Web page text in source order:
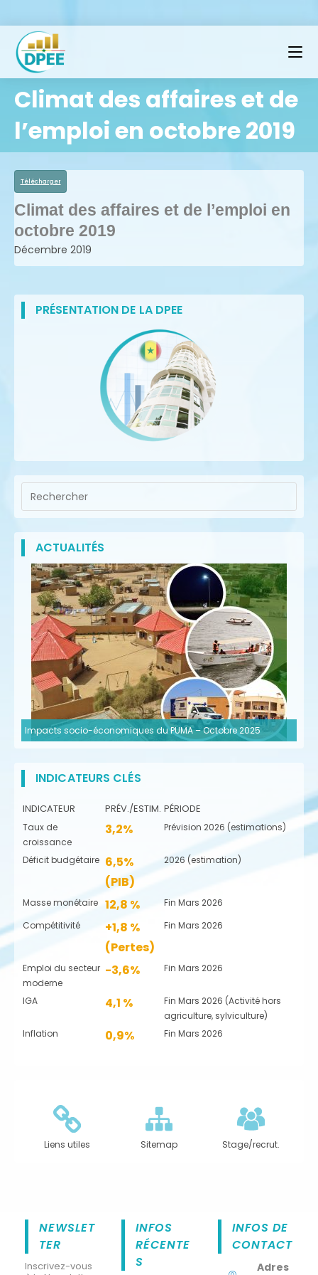
Climat des affaires et de
l’emploi en octobre 2019
Télécharger
Climat des affaires et de l’emploi en
octobre 2019
Décembre 2019
PRÉSENTATION DE LA DPEE
ACTUALITÉS
Impacts socio-économiques du PUMA – Octobre 2025
INDICATEURS CLÉS
INDICATEUR PRÉV./ESTIM. PÉRIODE
Taux de
croissance
3,2% Prévision 2026 (estimations)
Déficit budgétaire 6,5%
(PIB)
2026 (estimation)
Masse monétaire 12,8 %
Fin Mars 2026
Compétitivité
+1,8 %
(Pertes)
Fin Mars 2026
Emploi du secteur
moderne
-3,6% Fin Mars 2026
IGA 4,1 %
Fin Mars 2026 (Activité hors
agriculture, sylviculture)
Inflation
0,9% Fin Mars 2026
Liens utiles Sitemap Stage/recrut.
NEWSLET
TER
Inscrivez-vous
INFOS
RÉCENTE
S
INFOS DE
CONTACT
Adres